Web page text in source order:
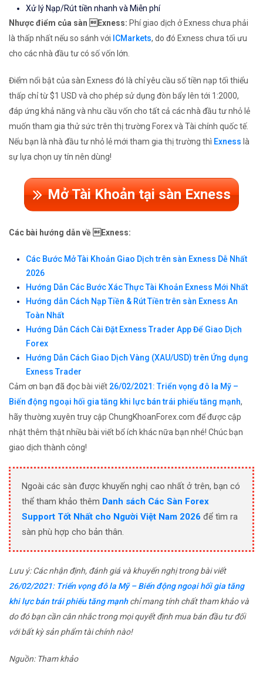
Xử lý Nạp/Rút tiền nhanh và Miễn phí
Nhược điểm của sàn Exness: Phí giao dịch ở Exness chưa phải
là thấp nhất nếu so sánh với ICMarkets, do đó Exness chưa tối ưu
cho các nhà đầu tư có số vốn lớn.
Điểm nổi bật của sàn Exness đó là chỉ yêu cầu số tiền nạp tối thiểu
thấp chỉ từ $1 USD và cho phép sử dụng đòn bẩy lên tới 1:2000,
đáp ứng khả năng và nhu cầu vốn cho tất cả các nhà đầu tư nhỏ lẻ
muốn tham gia thử sức trên thị trường Forex và Tài chính quốc tế.
Nếu bạn là nhà đầu tư nhỏ lẻ mới tham gia thị trường thì Exness là
sự lựa chọn uy tín nên dùng!
Mở Tài Khoản tại sàn Exness
Các bài hướng dẫn về Exness:
Các Bước Mở Tài Khoản Giao Dịch trên sàn Exness Dễ Nhất
2026
Hướng Dẫn Các Bước Xác Thực Tài Khoản Exness Mới Nhất
Hướng dẫn Cách Nạp Tiền & Rút Tiền trên sàn Exness An
Toàn Nhất
Hướng Dẫn Cách Cài Đặt Exness Trader App Để Giao Dịch
Forex
Hướng Dẫn Cách Giao Dịch Vàng (XAU/USD) trên Ứng dụng
Exness Trader
Cảm ơn bạn đã đọc bài viết 26/02/2021: Triển vọng đô la Mỹ –
Biến động ngoại hối gia tăng khi lực bán trái phiếu tăng mạnh,
hãy thường xuyên truy cập ChungKhoanForex.com để được cập
nhật thêm thật nhiều bài viết bổ ích khác nữa bạn nhé! Chúc bạn
giao dịch thành công!
Ngoài các sàn được khuyến nghị cao nhất ở trên, bạn có
thể tham khảo thêm Danh sách Các Sàn Forex
Support Tốt Nhất cho Người Việt Nam 2026 để tìm ra
sàn phù hợp cho bản thân.
Lưu ý: Các nhận định, đánh giá và khuyến nghị trong bài viết
26/02/2021: Triển vọng đô la Mỹ – Biến động ngoại hối gia tăng
khi lực bán trái phiếu tăng mạnhchỉ mang tính chất tham khảo và
do đó bạn cần cân nhắc trong mọi quyết định mua bán đầu tư đối
với bất kỳ sản phẩm tài chính nào!
Nguồn: Tham khảo